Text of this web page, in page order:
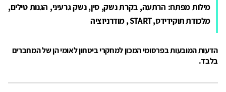
מילות מפתח: הרתעה, בקרת נשק, סין, נשק גרעיני, הגנות טילים,
מלכודת תוקידידס, START , מודרניזציה
הדעות המובעות בפרסומי המכון למחקרי ביטחון לאומי הן של המחברים
בלבד.